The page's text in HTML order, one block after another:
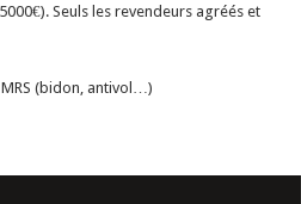
Seuls les revendeurs agréés et
MRS (bidon, antivol…)